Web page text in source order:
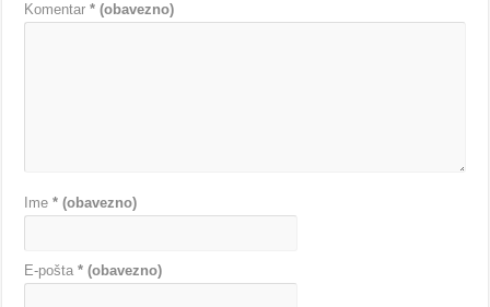
Komentar* (obavezno)
Ime* (obavezno)
E-pošta* (obavezno)